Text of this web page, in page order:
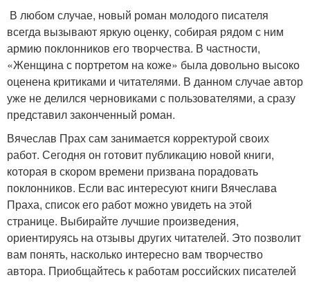
В любом случае, новый роман молодого писателя
всегда вызывают яркую оценку, собирая рядом с ним
армию поклонников его творчества. В частности,
«Женщина с портретом на коже» была довольно высоко
оценена критиками и читателями. В данном случае автор
уже не делился черновиками с пользователями, а сразу
представил законченный роман.
Вячеслав Прах сам занимается корректурой своих
работ. Сегодня он готовит публикацию новой книги,
которая в скором времени призвана порадовать
поклонников. Если вас интересуют книги Вячеслава
Праха, список его работ можно увидеть на этой
странице. Выбирайте лучшие произведения,
ориентируясь на отзывы других читателей. Это позволит
вам понять, насколько интересно вам творчество
автора. Приобщайтесь к работам российских писателей